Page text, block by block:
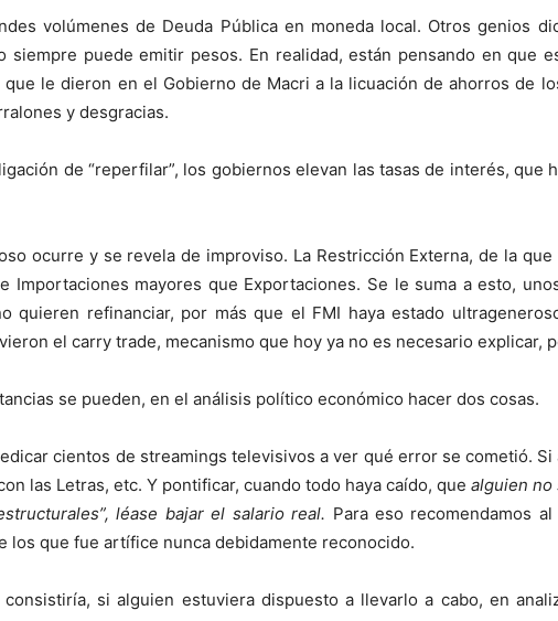
volúmenes de Deuda Pública en moneda local. Otros genios
siempre puede emitir pesos. En realidad, están pensando en que
le dieron en el Gobierno de Macri a la licuación de ahorros de
y desgracias.
de “reperfilar”, los gobiernos elevan las tasas de interés, que
ocurre y se revela de improviso. La Restricción Externa, de la
Importaciones mayores que Exportaciones. Se le suma a esto,
quieren refinanciar, por más que el FMI haya estado
el carry trade, mecanismo que hoy ya no es necesario explicar,
se pueden, en el análisis político económico hacer dos cosas.
cientos de streamings televisivos a ver qué error se cometió.
las Letras, etc. Y pontificar, cuando todo haya caído, que alguien no
léase bajar el salario real. Para eso recomendamos
los que fue artífice nunca debidamente reconocido.
consistiría, si alguien estuviera dispuesto a llevarlo a cabo, en